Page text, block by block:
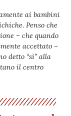
ai bambini
Penso che
– che quando
accettato –
detto “sì” alla
il centro